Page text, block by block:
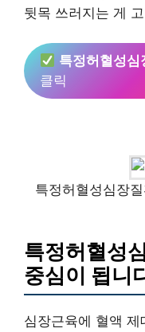
뒷목 쓰러지는 게
특정허혈성심
클릭
특정허혈성심장
특정허혈성
중심이 됩니
심장근육에 혈액